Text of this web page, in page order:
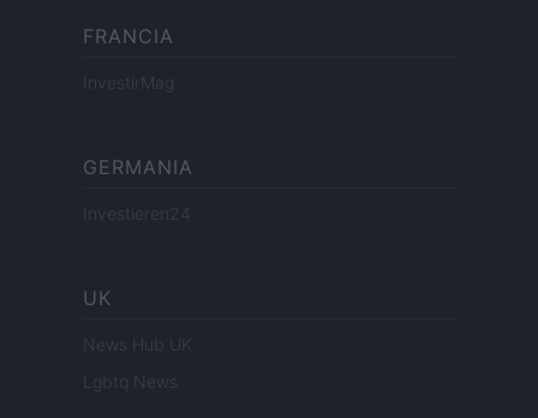
FRANCIA
InvestirMag
GERMANIA
Investieren24
UK
News Hub UK
Lgbtq News